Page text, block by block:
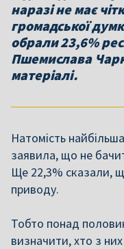
наразі не має
громадської
обрали 23,6%
Пшемислава
матеріалі.
Натомість
заявила, що не
Ще 22,3% сказали,
приводу.
Тобто понад
визначити, хто з